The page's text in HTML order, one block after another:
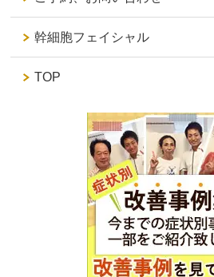
幹細胞フェイシャル
TOP